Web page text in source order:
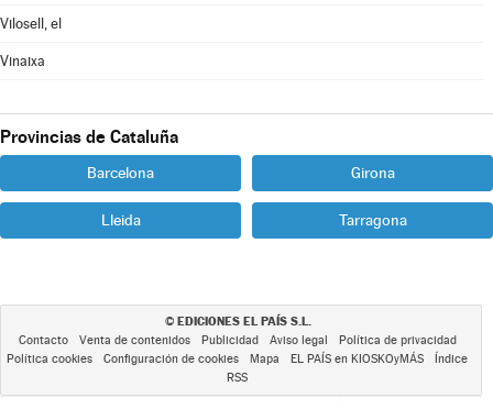
Vilosell, el
Vinaixa
Provincias de Cataluña
Barcelona Girona
Lleida Tarragona
© EDICIONES EL PAÍS S.L.
Contacto Venta de contenidos Publicidad Aviso legal
Política de privacidad
Política cookies
Configuración de cookies Mapa EL PAÍS en KIOSKOyMÁS
Índice
RSS